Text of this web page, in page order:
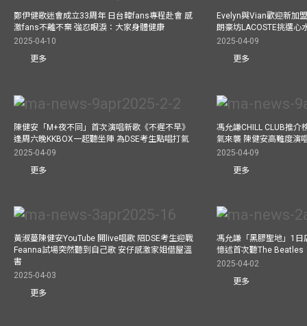
鄭伊健歌迷會成立33周年 日台韓fans專程赴會 感
激fans不離不棄 強忍眼淚：大家身體健康
2025-04-10
更多
Evelyn與Vian歡迎新加
朗豪坊LACOSTE挑選心
2025-04-09
更多
陳健安「M+夜不同」首次演唱新歌《不遲不早》
逢周六晚KKBOX一起聽坐陣 為DSE考生點唱打氣
2025-04-09
更多
馮允謙CHILL CLUB推介
氣來襲 陳健安高難度演
2025-04-09
更多
黃淑蔓陳健安YouTube 開live唱歌 陪DSE考生迎戰
Feanna試場突然聽到自己歌 安仔感激家姐借屋溫
書
2025-04-03
更多
馮允謙「黑膠聖地」1日
憶述首次聽The Beatles
2025-04-02
更多